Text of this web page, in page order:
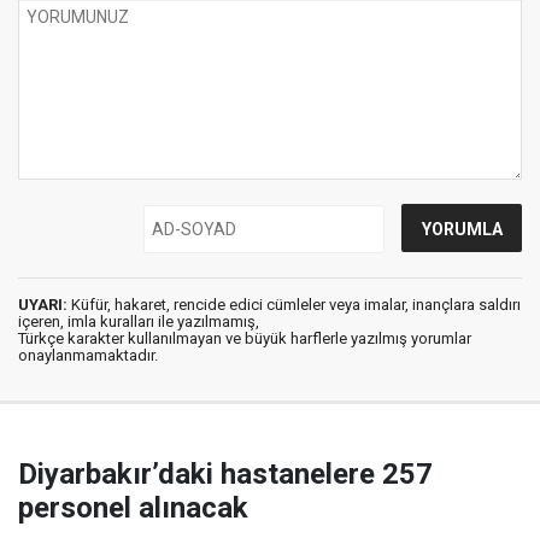
UYARI: Küfür, hakaret, rencide edici cümleler veya imalar, inançlara saldırı
içeren, imla kuralları ile yazılmamış,
Türkçe karakter kullanılmayan ve büyük harflerle yazılmış yorumlar
onaylanmamaktadır.
Diyarbakır’daki hastanelere 257
personel alınacak